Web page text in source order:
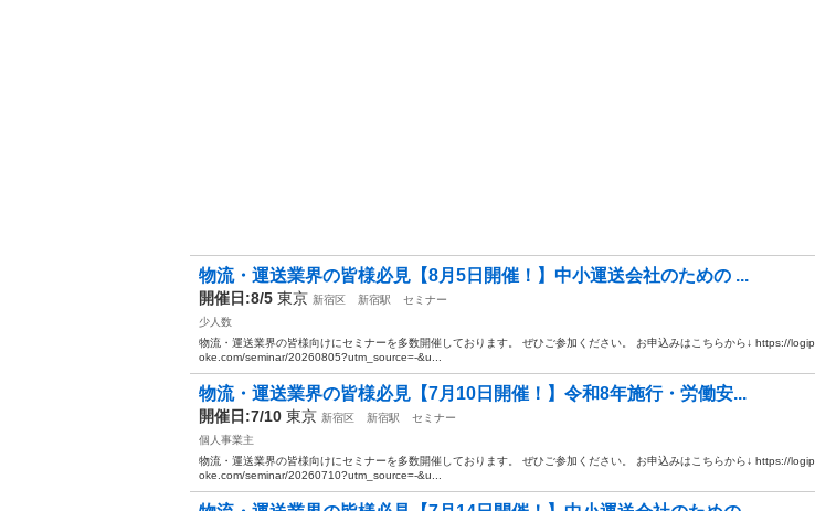
物流・運送業界の皆様必見【8月5日開催！】中小運送会社のための ...
開催日:8/5 東京 新宿区 新宿駅
セミナー
少人数
物流・運送業界の皆様向けにセミナーを多数開催しております。 ぜひご参加ください。 お申込みはこちらから↓ https://logip
oke.com/seminar/20260805?utm_source=-&u...
物流・運送業界の皆様必見【7月10日開催！】令和8年施行・労働安...
開催日:7/10 東京 新宿区 新宿駅
セミナー
個人事業主
物流・運送業界の皆様向けにセミナーを多数開催しております。 ぜひご参加ください。 お申込みはこちらから↓ https://logip
oke.com/seminar/20260710?utm_source=-&u...